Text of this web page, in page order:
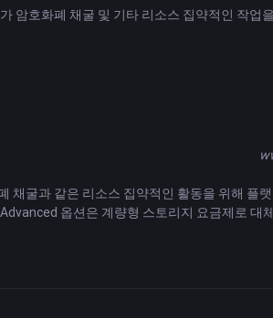
암호화폐 채굴 및 기타 리소스 집약적인 작
채굴과 같은 리소스 집약적인 활동을 위해 플
옵션은 계량형 스토리지 요금제로 대
로 하는 공간이 모두 불평등한 사용 수준으
했다고 말했습니다.
독을 사용하는 것과 달리 암호화폐 및 치아